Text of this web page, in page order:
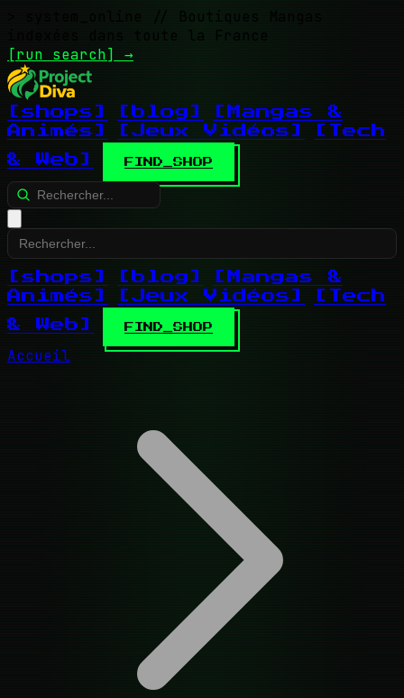
// Boutiques Mangas
indexées dans toute la France
[run search] →
[shops] [blog]
[Mangas &
Animés]
[Jeux Vidéos]
[Tech
& Web]
FIND_SHOP
[shops] [blog]
[Mangas &
Animés]
[Jeux Vidéos]
[Tech
& Web]
FIND_SHOP
Accueil